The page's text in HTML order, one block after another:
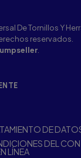
De Tornillos Y
reservados.
.
DE
DEL
LÍNEA